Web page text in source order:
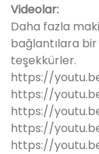
Videolar:
Daha fazla
bağlantılara bir
teşekkürler.
https://
https://
https://
https://
https://